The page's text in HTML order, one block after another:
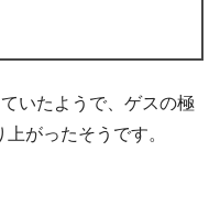
いたようで、ゲスの極
がったそうです。